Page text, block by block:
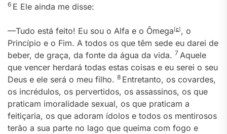
6 E Ele ainda me disse:
—Tudo está feito! Eu sou o Alfa e o Ômega[c], o
Princípio e o Fim. A todos os que têm sede eu darei de
beber, de graça, da fonte da água da vida. 7 Aquele
que vencer herdará todas estas coisas e eu serei o seu
Deus e ele será o meu filho. 8 Entretanto, os covardes,
os incrédulos, os pervertidos, os assassinos, os que
praticam imoralidade sexual, os que praticam a
feitiçaria, os que adoram ídolos e todos os mentirosos
terão a sua parte no lago que queima com fogo e